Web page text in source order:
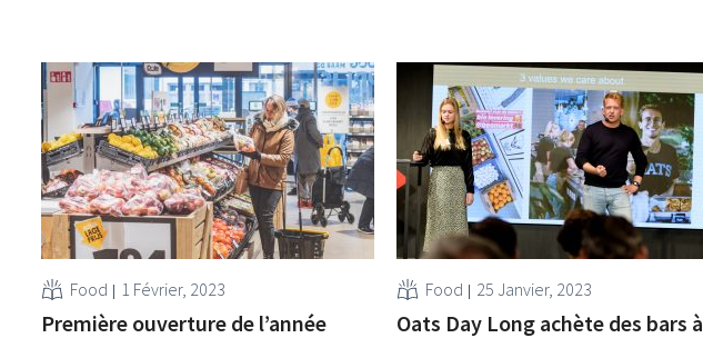
Food 1 Février, 2023
Première ouverture de l’année
Food 25 Janvier, 2023
Oats Day Long achète des bars à